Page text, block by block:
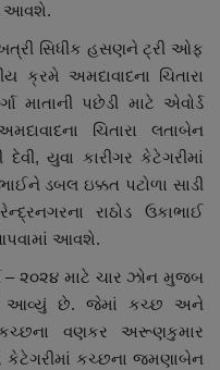
આવશે.
સિધીક હસણને ટ્રી ઓફ
અમદાવાદના ચિતારા
માતાની પછેડી માટે એવોર્ડ
ચિતારા લતાબેન
દેવી, યુવા કારીગર કેટેગરીમાં
ડબલ ઇક્કત પટોળા સાડી
રાઠોડ ઉકાભાઈ
આપવામાં આવશે.
– ૨૦૨૪ માટે ચાર ઝોન મુજબ
આવ્યું છે. જેમાં કચ્છ અને
કચ્છના વણકર અરૂણકુમાર
કચ્છના જમણાબેન